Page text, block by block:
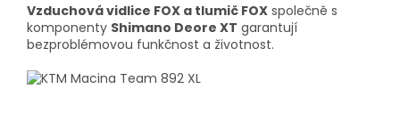
Vzduchová vidlice FOX a tlumič FOX společně s
komponenty Shimano Deore XT garantují
bezproblémovou funkčnost a životnost.